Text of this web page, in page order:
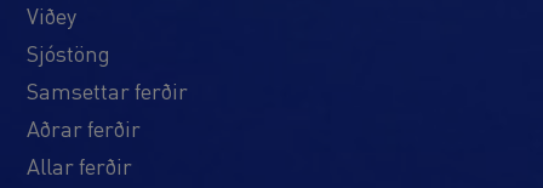
Viðey
Sjóstöng
Samsettar ferðir
Aðrar ferðir
Allar ferðir